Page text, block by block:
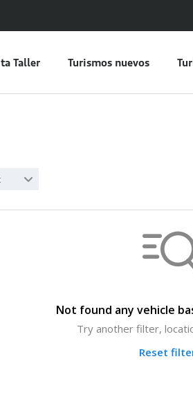
Taller Turismos nuevos
Not found any vehicle
Try another filter,
Reset